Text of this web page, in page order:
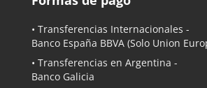
• Transferencias Internacionales -
Banco España BBVA (Solo Union
• Transferencias en Argentina -
Banco Galicia